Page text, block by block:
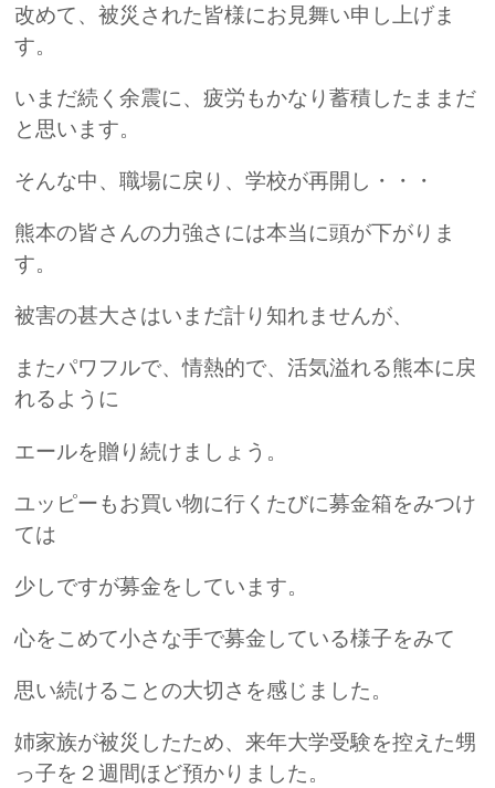
改めて、被災された皆様にお見舞い申し上げま
す。
いまだ続く余震に、疲労もかなり蓄積したままだ
と思います。
そんな中、職場に戻り、学校が再開し・・・
熊本の皆さんの力強さには本当に頭が下がりま
す。
被害の甚大さはいまだ計り知れませんが、
またパワフルで、情熱的で、活気溢れる熊本に戻
れるように
エールを贈り続けましょう。
ユッピーもお買い物に行くたびに募金箱をみつけ
ては
少しですが募金をしています。
心をこめて小さな手で募金している様子をみて
思い続けることの大切さを感じました。
姉家族が被災したため、来年大学受験を控えた甥
っ子を２週間ほど預かりました。